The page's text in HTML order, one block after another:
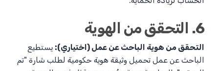
6. التحقق من الهوية
التحقق من هوية الباحث عن عمل (اختياري): يستطيع
الباحث عن عمل تحميل وثيقة هوية حكومية لطلب شارة "تم